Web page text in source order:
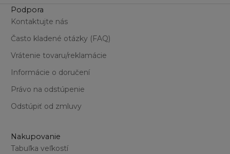
Podpora
Kontaktujte nás
Často kladené otázky (FAQ)
Vrátenie tovaru/reklamácie
Informácie o doručení
Právo na odstúpenie
Odstúpiť od zmluvy
Nakupovanie
Tabuľka veľkostí